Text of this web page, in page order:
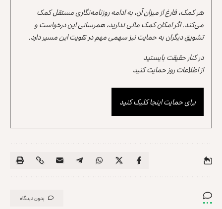
هر کمک، فارغ از میزان آن، به ادامه روزنامه‌نگاری مستقل کمک
می‌کند. اگر امکان کمک مالی ندارید، همرسانی این درخواست و
تشویق دیگران به حمایت نیز سهمی مهم در تقویت این مسیر دارد.
در کنار حقیقت بایستید
از اطلاعات روز حمایت کنید
برای حمایت اینجا کلیک کنید
بدون دیدگاه